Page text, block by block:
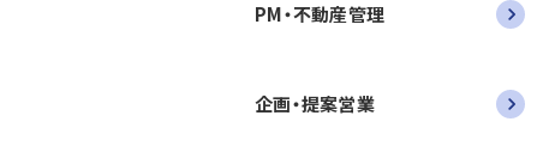
PM・不動産管理
企画・提案営業